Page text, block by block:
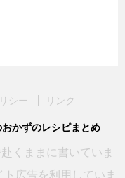
シー リンク
かずのレシピまとめ
くままに書いていま
広告を利用していま